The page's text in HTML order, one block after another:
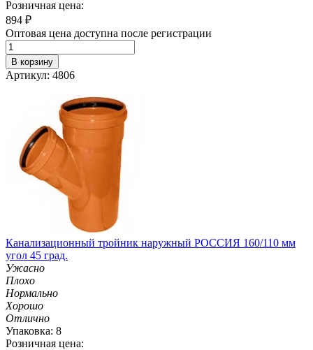
Розничная цена:
894 ₽
Оптовая цена доступна после регистрации
В корзину
Артикул: 4806
Канализационный тройник наружный РОССИЯ 160/110 мм
угол 45 град.
Ужасно
Плохо
Нормально
Хорошо
Отлично
Упаковка: 8
Розничная цена: